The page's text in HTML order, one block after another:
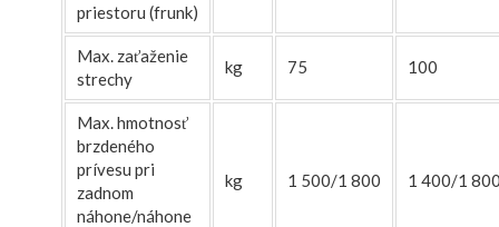
priestoru (frunk)
Max. zaťaženie
strechy
kg 75 100
Max. hmotnosť
brzdeného
prívesu pri
zadnom
náhone/náhone
kg 1 500/1 800 1 400/1